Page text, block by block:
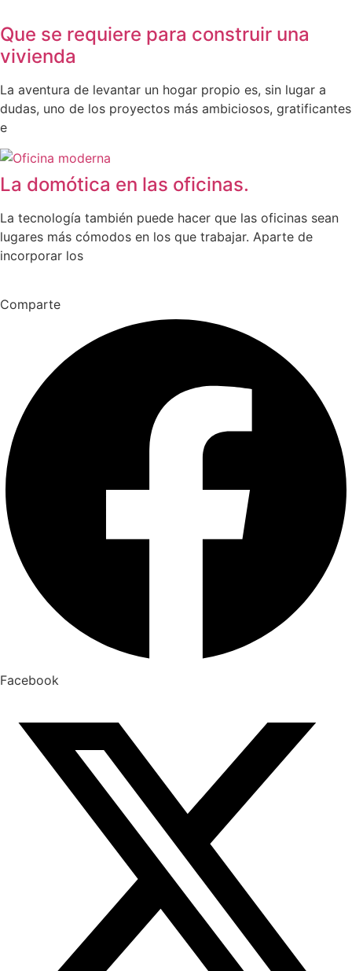
Que se requiere para construir una
vivienda
La aventura de levantar un hogar propio es, sin lugar a
dudas, uno de los proyectos más ambiciosos, gratificantes
e
La domótica en las oficinas.
La tecnología también puede hacer que las oficinas sean
lugares más cómodos en los que trabajar. Aparte de
incorporar los
Comparte
Facebook